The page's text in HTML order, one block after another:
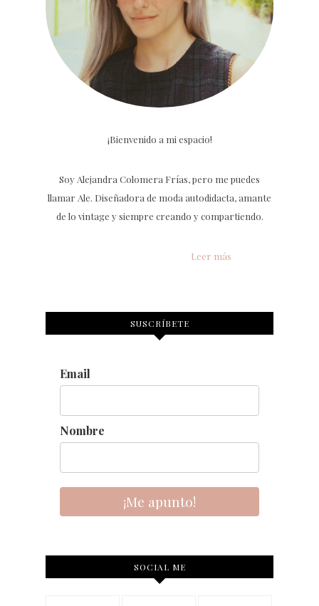
¡Bienvenido a mi espacio!
Soy Alejandra Colomera Frías, pero me puedes
llamar Ale. Diseñadora de moda autodidacta, amante
de lo vintage y siempre creando y compartiendo.
Leer más
SUSCRÍBETE
Email
Nombre
¡Me apunto!
SOCIAL ME